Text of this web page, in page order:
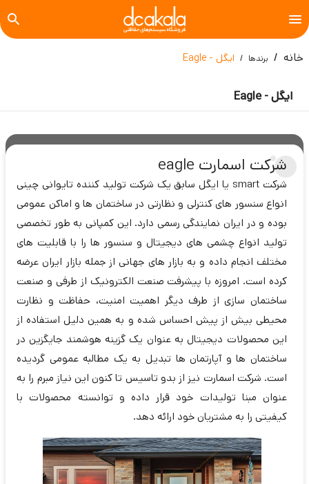
خانه برندها ایگل - Eagle
ایگل - Eagle
شرکت اسمارت eagle
شرکت smart یا ایگل سابق یک شرکت تولید کننده تایوانی چینی
انواع سنسور های کنترلی و نظارتی در ساختمان ها و اماکن عمومی
بوده و در ایران نمایندگی رسمی دارد. این کمپانی به طور تخصصی
تولید انواع چشمی های دیجیتال و سنسور ها را با قابلیت های
مختلف انجام داده و به بازار های جهانی از جمله بازار ایران عرضه
کرده است. امروزه با پیشرفت صنعت الکترونیک از طرفی و صنعت
ساختمان سازی از طرف دیگر اهمیت امنیت، حفاظت و نظارت
محیطی بیش از پیش احساس شده و به همین دلیل استفاده از
این محصولات دیجیتال به عنوان یک گزینه هوشمند جایگزین در
ساختمان ها و آپارتمان ها تبدیل به یک مطالبه عمومی گردیده
است. شرکت اسمارت نیز از بدو تاسیس تا کنون این نیاز مبرم را به
عنوان مبنا تولیدات خود قرار داده و توانسته محصولات با
کیفیتی را به مشتریان خود ارائه دهد.